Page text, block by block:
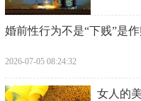
婚前性行为不是“下贱”是
2026-07-05 08:24:32
女人的